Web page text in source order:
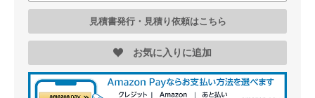
見積書発行・見積り依頼はこちら
お気に入りに追加